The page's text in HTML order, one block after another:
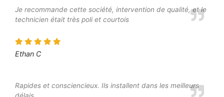
Je recommande cette société, intervention de qualité, et le
technicien était très poli et courtois
Ethan C
Rapides et consciencieux. Ils installent dans les meilleurs
délais